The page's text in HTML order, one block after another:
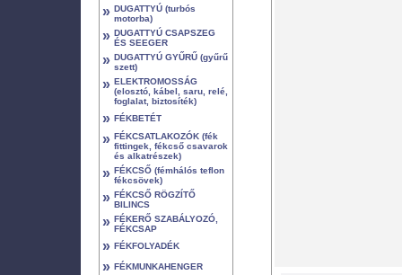
» DUGATTYÚ (turbós
motorba)
» DUGATTYÚ CSAPSZEG
ÉS SEEGER
» DUGATTYÚ GYŰRŰ (gyűrű
szett)
» ELEKTROMOSSÁG
(elosztó, kábel, saru, relé,
foglalat, biztosíték)
» FÉKBETÉT
» FÉKCSATLAKOZÓK (fék
fittingek, fékcső csavarok
és alkatrészek)
» FÉKCSŐ (fémhálós teflon
fékcsövek)
» FÉKCSŐ RÖGZÍTŐ
BILINCS
» FÉKERŐ SZABÁLYOZÓ,
FÉKCSAP
» FÉKFOLYADÉK
» FÉKMUNKAHENGER